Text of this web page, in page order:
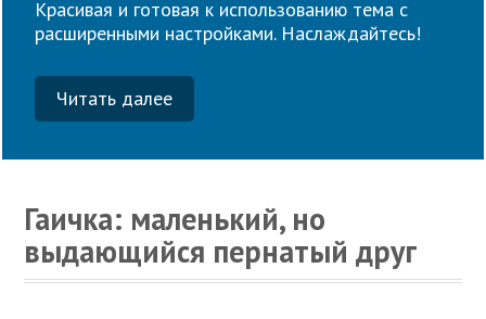
Красивая и готовая к использованию тема с
расширенными настройками. Наслаждайтесь!
Читать далее
Гаичка: маленький, но
выдающийся пернатый друг